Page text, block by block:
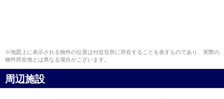
※地図上に表示される物件の位置は付近住所に所在することを表すものであり、実際の
物件所在地とは異なる場合がございます。
周辺施設